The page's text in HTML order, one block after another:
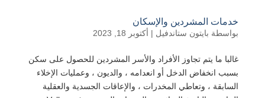
خدمات المشردين والإسكان
بواسطة بايتون ستاندفيل | أكتوبر 18, 2023
غالبا ما يتم تجاوز الأفراد والأسر المشردين للحصول على سكن
بسبب انخفاض الدخل أو انعدامه ، والديون ، وعمليات الإخلاء
السابقة ، وتعاطي المخدرات ، والإعاقات الجسدية والعقلية